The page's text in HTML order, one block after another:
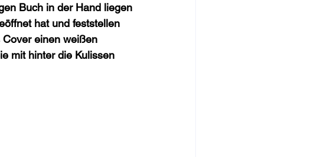
Buch in der Hand liegen
hat und feststellen
einen weißen
mit hinter die Kulissen